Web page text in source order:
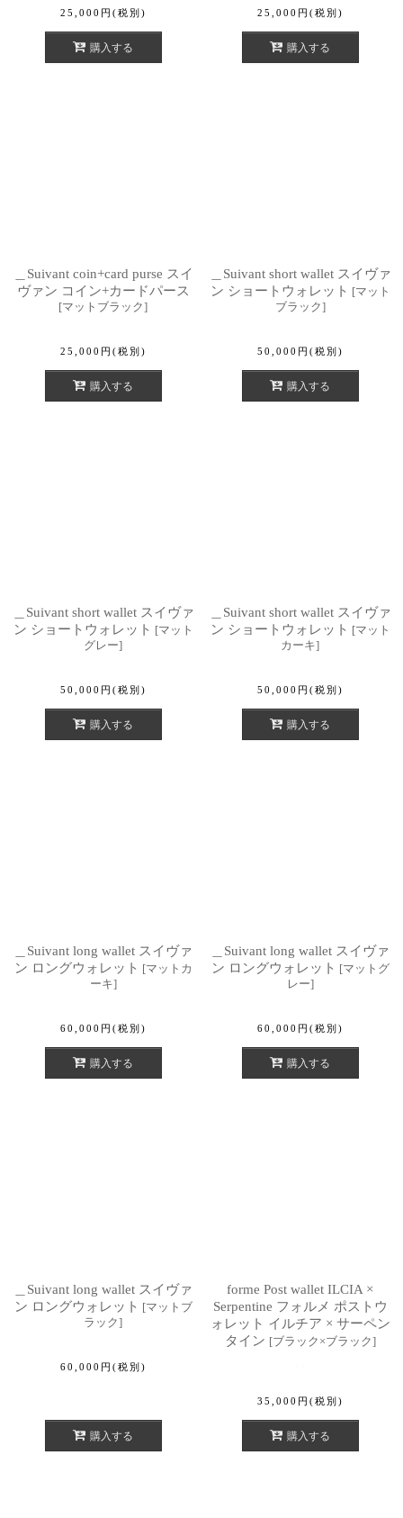
25,000 円 (税別)
購入する
25,000 円 (税別)
購入する
＿Suivant coin+card purse スイ
ヴァン コイン+カードパース
[マットブラック]
25,000 円 (税別)
購入する
＿Suivant short wallet スイヴァ
ン ショートウォレット [マット
ブラック]
50,000 円 (税別)
購入する
＿Suivant short wallet スイヴァ
ン ショートウォレット [マット
グレー]
50,000 円 (税別)
購入する
＿Suivant short wallet スイヴァ
ン ショートウォレット [マット
カーキ]
50,000 円 (税別)
購入する
＿Suivant long wallet スイヴァ
ン ロングウォレット [マットカ
ーキ]
60,000 円 (税別)
購入する
＿Suivant long wallet スイヴァ
ン ロングウォレット [マットグ
レー]
60,000 円 (税別)
購入する
＿Suivant long wallet スイヴァ
ン ロングウォレット [マットブ
ラック]
60,000 円 (税別)
購入する
forme Post wallet ILCIA ×
Serpentine フォルメ ポストウ
ォレット イルチア × サーペン
タイン [ブラック×ブラック]
35,000 円 (税別)
購入する